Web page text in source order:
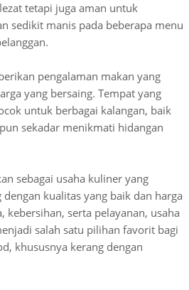
tetapi juga aman untuk
sedikit manis pada beberapa menu
pengalaman makan yang
yang bersaing. Tempat yang
untuk berbagai kalangan, baik
sekadar menikmati hidangan
sebagai usaha kuliner yang
kualitas yang baik dan harga
kebersihan, serta pelayanan, usaha
salah satu pilihan favorit bagi
khususnya kerang dengan